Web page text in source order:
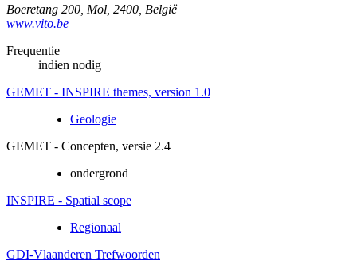
Boeretang 200 Mol 2400 België
www.vito.be
Frequentie
indien nodig
GEMET - INSPIRE themes, version 1.0
Geologie
GEMET - Concepten, versie 2.4
ondergrond
INSPIRE - Spatial scope
Regionaal
GDI-Vlaanderen Trefwoorden